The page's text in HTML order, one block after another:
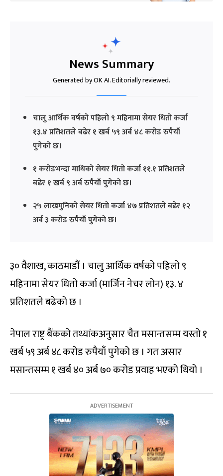
News Summary
Generated by OK AI. Editorially reviewed.
चालु आर्थिक वर्षको पहिलो ९ महिनामा सेयर धितो कर्जा
१३.४ प्रतिशतले बढेर १ खर्ब ५९ अर्ब ४८ करोड रुपैयाँ
पुगेको छ।
१ करोडभन्दा माथिको सेयर धितो कर्जा ११.१ प्रतिशतले
बढेर १ खर्ब ९ अर्ब रुपैयाँ पुगेको छ।
२५ लाखमुनिको सेयर धितो कर्जा ४७ प्रतिशतले बढेर १२
अर्ब ३ करोड रुपैयाँ पुगेको छ।
३० वैशाख, काठमाडौं । चालु आर्थिक वर्षको पहिलो ९
महिनामा सेयर धितो कर्जा (मार्जिन नेचर लोन) १३. ४
प्रतिशतले बढेको छ ।
नेपाल राष्ट्र बैंकको तथ्यांकअनुसार चैत मसान्तसम्म यस्तो १
खर्ब ५९ अर्ब ४८ करोड रुपैयाँ पुगेको छ । गत असार
मसान्तसम्म १ खर्ब ४० अर्ब ७० करोड प्रवाह भएको थियो ।